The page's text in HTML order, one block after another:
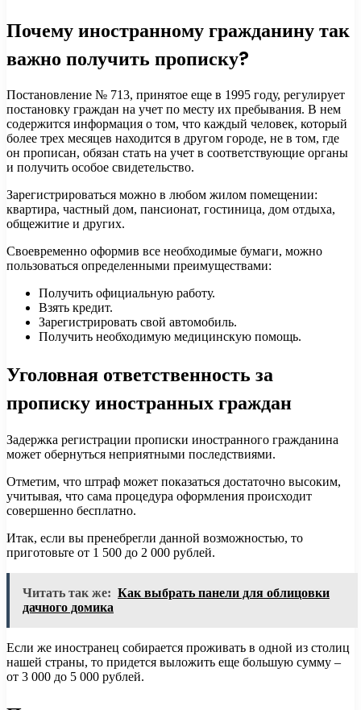
Почему иностранному гражданину так
важно получить прописку?
Постановление № 713, принятое еще в 1995 году, регулирует
постановку граждан на учет по месту их пребывания. В нем
содержится информация о том, что каждый человек, который
более трех месяцев находится в другом городе, не в том, где
он прописан, обязан стать на учет в соответствующие органы
и получить особое свидетельство.
Зарегистрироваться можно в любом жилом помещении:
квартира, частный дом, пансионат, гостиница, дом отдыха,
общежитие и других.
Своевременно оформив все необходимые бумаги, можно
пользоваться определенными преимуществами:
Получить официальную работу.
Взять кредит.
Зарегистрировать свой автомобиль.
Получить необходимую медицинскую помощь.
Уголовная ответственность за
прописку иностранных граждан
Задержка регистрации прописки иностранного гражданина
может обернуться неприятными последствиями.
Отметим, что штраф может показаться достаточно высоким,
учитывая, что сама процедура оформления происходит
совершенно бесплатно.
Итак, если вы пренебрегли данной возможностью, то
приготовьте от 1 500 до 2 000 рублей.
Читать так же: Как выбрать панели для облицовки
дачного домика
Если же иностранец собирается проживать в одной из столиц
нашей страны, то придется выложить еще большую сумму –
от 3 000 до 5 000 рублей.